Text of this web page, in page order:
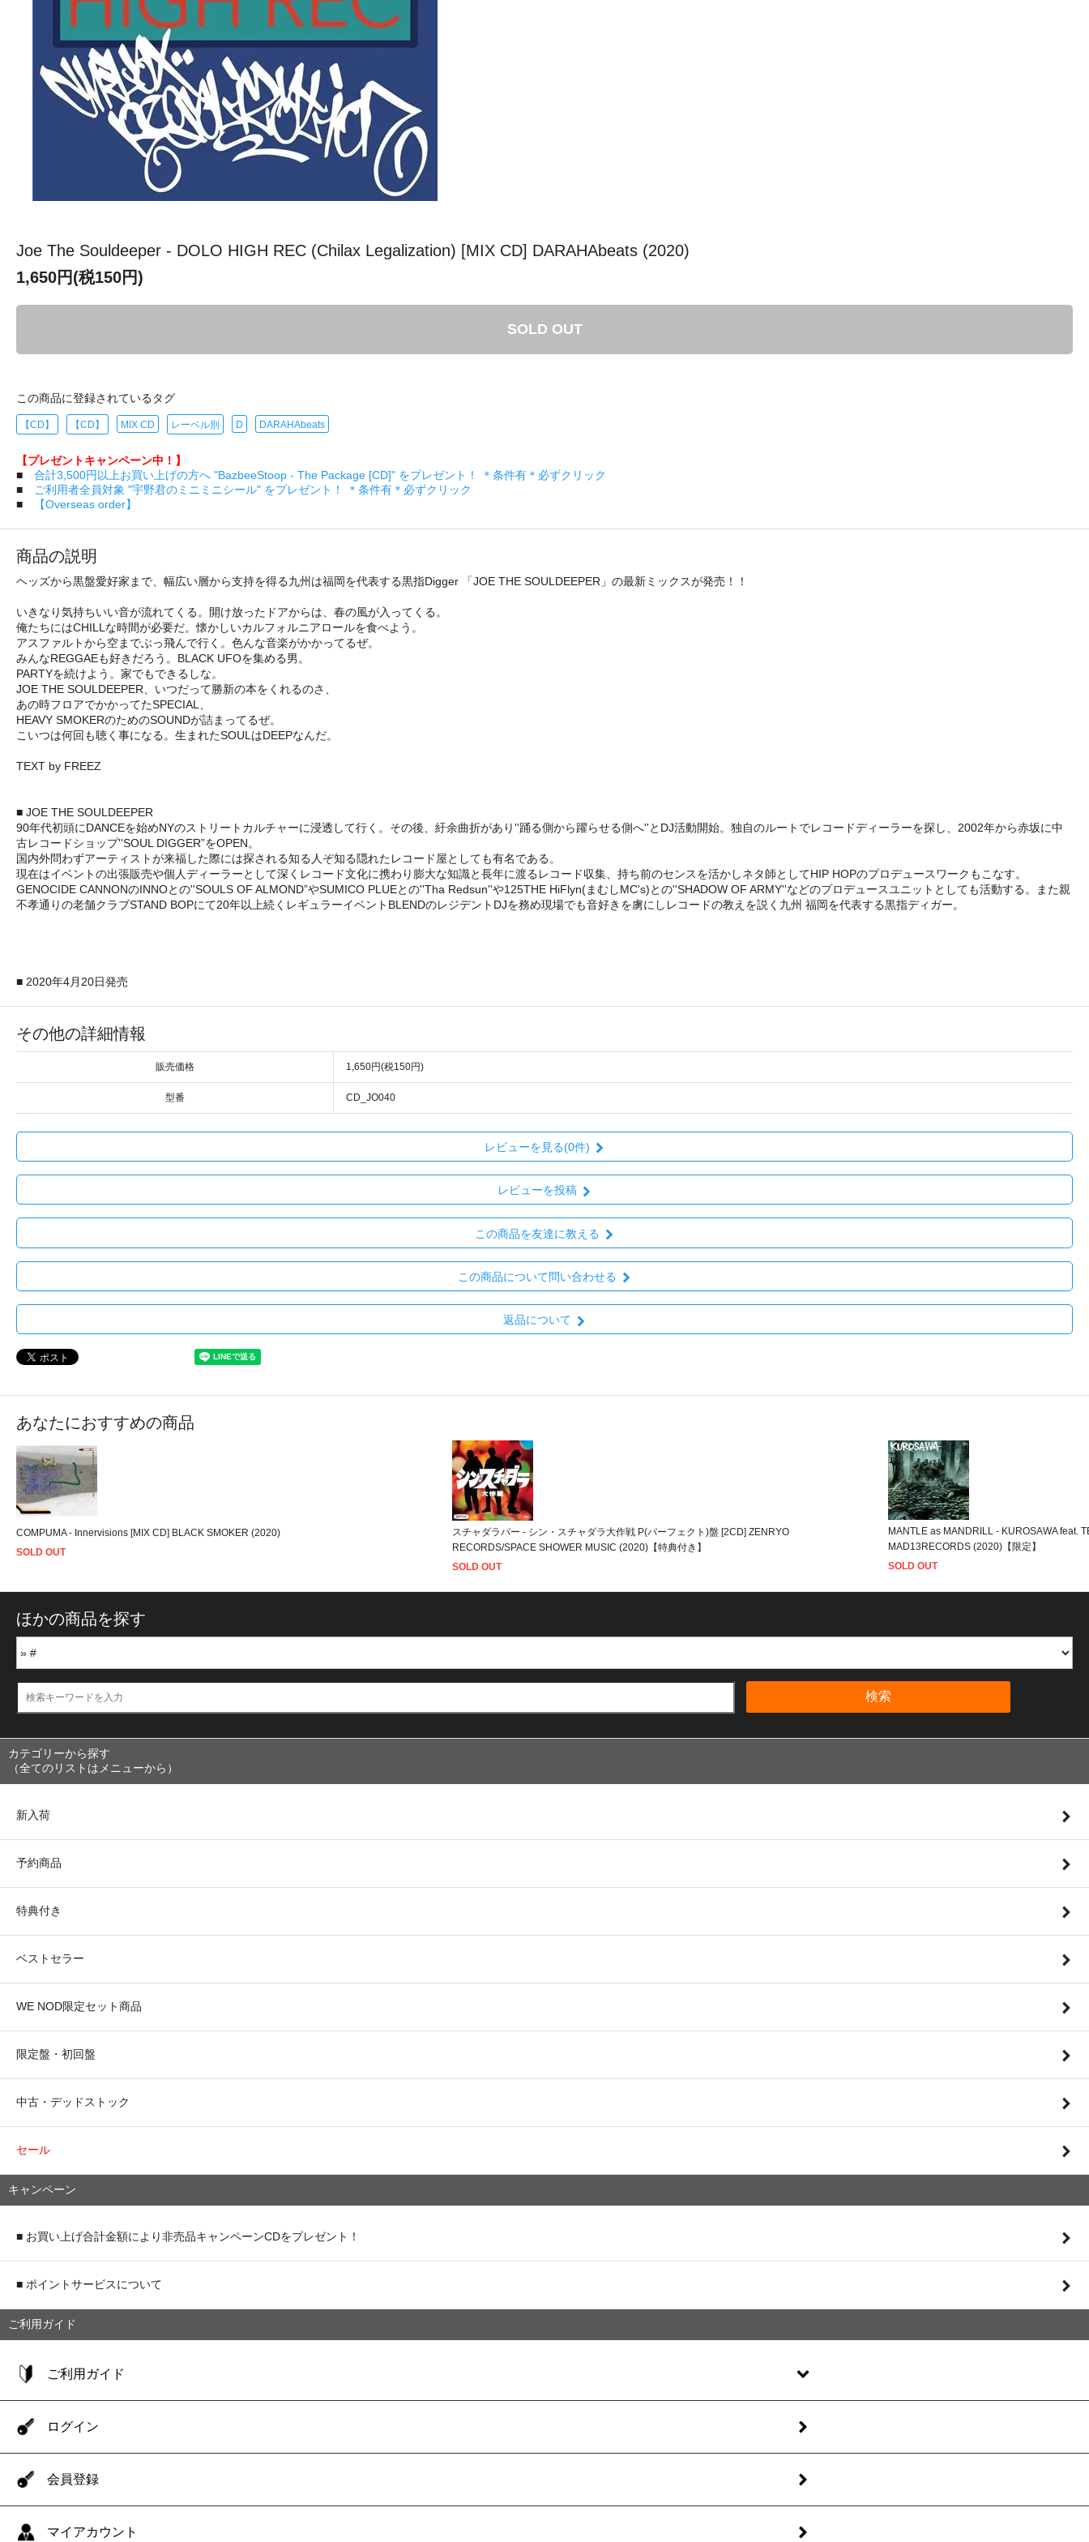
Joe The Souldeeper - DOLO HIGH REC (Chilax Legalization) [MIX CD] DARAHAbeats (2020)
1,650円(税150円)
SOLD OUT
この商品に登録されているタグ
【CD】 【CD】 MIX CD レーベル別 D DARAHAbeats
【プレゼントキャンペーン中！】
■ 合計3,500円以上お買い上げの方へ "BazbeeStoop - The Package [CD]" をプレゼント！ ＊条件有＊必ずクリック
■
ご利用者全員対象 "宇野君のミニミニシール" をプレゼント！ ＊条件有＊必ずクリック
■
【Overseas order】
商品の説明
ヘッズから黒盤愛好家まで、幅広い層から支持を得る九州は福岡を代表する黒指Digger 「JOE THE SOULDEEPER」の最新ミックスが発売！！
いきなり気持ちいい音が流れてくる。開け放ったドアからは、春の風が入ってくる。
俺たちにはCHILLな時間が必要だ。懐かしいカルフォルニアロールを食べよう。
アスファルトから空までぶっ飛んで行く。色んな音楽がかかってるぜ。
みんなREGGAEも好きだろう。BLACK UFOを集める男。
PARTYを続けよう。家でもできるしな。
JOE THE SOULDEEPER、いつだって勝新の本をくれるのさ、
あの時フロアでかかってたSPECIAL、
HEAVY SMOKERのためのSOUNDが詰まってるぜ。
こいつは何回も聴く事になる。生まれたSOULはDEEPなんだ。
TEXT by FREEZ
■ JOE THE SOULDEEPER
90年代初頭にDANCEを始めNYのストリートカルチャーに浸透して行く。その後、紆余曲折があり''踊る側から躍らせる側へ''とDJ活動開始。独自のルートでレコードディーラーを探し、2002年から赤坂に中
古レコードショップ''SOUL DIGGER”をOPEN。
国内外問わずアーティストが来福した際には探される知る人ぞ知る隠れたレコード屋としても有名である。
現在はイベントの出張販売や個人ディーラーとして深くレコード文化に携わり膨大な知識と長年に渡るレコード収集、持ち前のセンスを活かしネタ師としてHIP HOPのプロデュースワークもこなす。
GENOCIDE CANNONのINNOとの''SOULS OF ALMOND”やSUMICO PLUEとの''Tha Redsun''や125THE HiFlyn(まむしMC's)との''SHADOW OF ARMY''などのプロデュースユニットとしても活動する。また親
不孝通りの老舗クラブSTAND BOPにて20年以上続くレギュラーイベントBLENDのレジデントDJを務め現場でも音好きを虜にしレコードの教えを説く九州 福岡を代表する黒指ディガー。
■ 2020年4月20日発売
その他の詳細情報
販売価格 1,650円(税150円)
型番 CD_JO040
レビューを見る(0件)
レビューを投稿
この商品を友達に教える
この商品について問い合わせる
返品について
あなたにおすすめの商品
COMPUMA - Innervisions [MIX CD] BLACK SMOKER (2020)
SOLD OUT
スチャダラパー - シン・スチャダラ大作戦 P(パーフェクト)盤 [2CD] ZENRYO
RECORDS/SPACE SHOWER MUSIC (2020)【特典付き】
SOLD OUT
MANTLE as MANDRILL - KUROSAWA feat.
MAD13RECORDS (2020)【限定】
SOLD OUT
ほかの商品を探す
検索
カテゴリーから探す
（全てのリストはメニューから）
新入荷
予約商品
特典付き
ベストセラー
WE NOD限定セット商品
限定盤・初回盤
中古・デッドストック
セール
キャンペーン
■ お買い上げ合計金額により非売品キャンペーンCDをプレゼント！
■ ポイントサービスについて
ご利用ガイド
ご利用ガイド
ログイン
会員登録
マイアカウント